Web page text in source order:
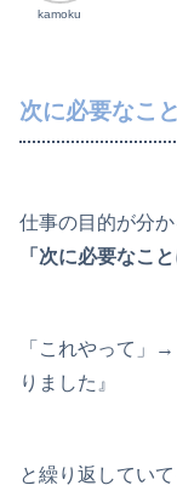
kamoku
次に必要なこ
仕事の目的が分
「次に必要なこ
「これやって」
りました』
と繰り返してい